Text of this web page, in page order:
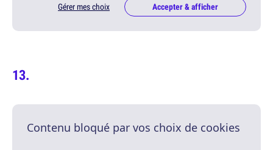
Gérer mes choix Accepter & afficher
Contenu bloqué par vos choix de cookies